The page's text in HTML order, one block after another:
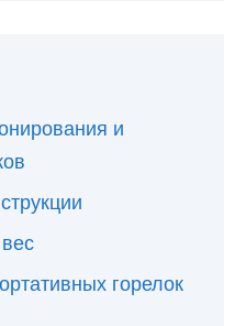
и
горелок